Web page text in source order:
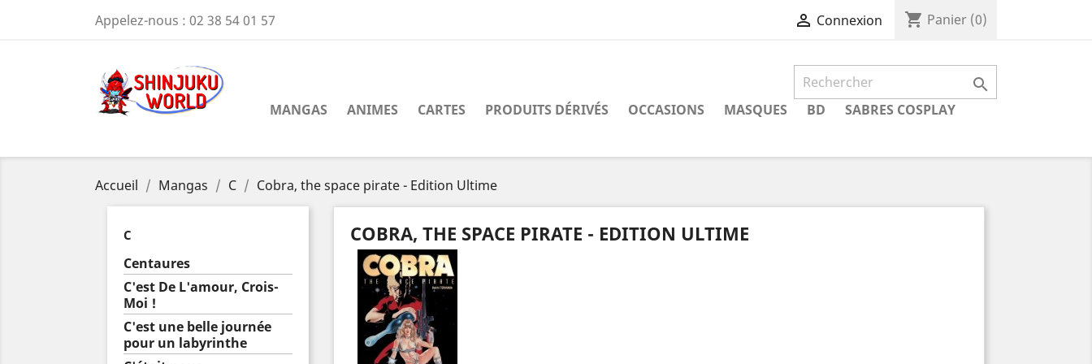
Appelez-nous : 02 38 54 01 57  Connexion shopping_cart Panier (0)

MANGAS ANIMES CARTES PRODUITS DÉRIVÉS OCCASIONS MASQUES BD SABRES COSPLAY
Accueil Mangas C Cobra, the space pirate - Edition Ultime
C
Centaures
C'est De L'amour, Crois-
Moi !
C'est une belle journée
pour un labyrinthe
COBRA, THE SPACE PIRATE - EDITION ULTIME